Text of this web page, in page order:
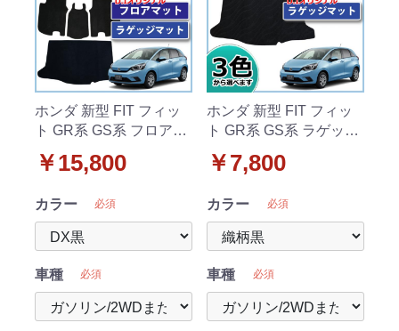
ホンダ 新型 FIT フィッ
ト GR系 GS系 フロアマ
セット DXシリーズ 社外
￥15,800
カラー 必須
車種 必須
ホンダ 新型 FIT フィッ
ト GR系 GS系 ラゲッジ
織柄シリーズ 社外新品
￥7,800
カラー 必須
車種 必須